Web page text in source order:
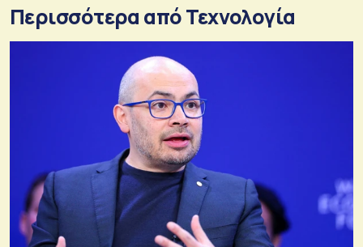
Περισσότερα από Τεχνολογία